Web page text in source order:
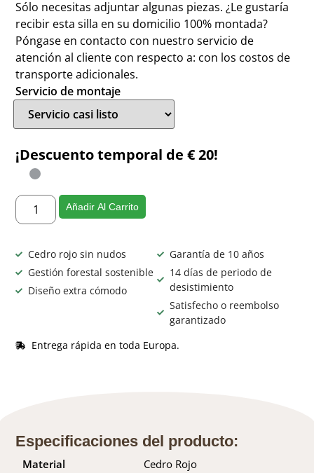
Sólo necesitas adjuntar algunas piezas. ¿Le gustaría
recibir esta silla en su domicilio 100% montada?
Póngase en contacto con nuestro servicio de
atención al cliente con respecto a: con los costos de
transporte adicionales.
Servicio de montaje
¡Descuento temporal de € 20!
Añadir Al Carrito
Cedro rojo sin nudos
Gestión forestal sostenible
Diseño extra cómodo
Garantía de 10 años
14 días de periodo de
desistimiento
Satisfecho o reembolso
garantizado
Entrega rápida en toda Europa.
Especificaciones del producto:
Material
Cedro Rojo